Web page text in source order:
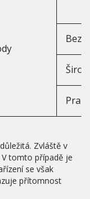
Bez
Zvláště v
tomto případě je
se však
přítomnost